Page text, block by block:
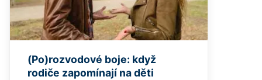
(Po)rozvodové boje: když
rodiče zapomínají na děti